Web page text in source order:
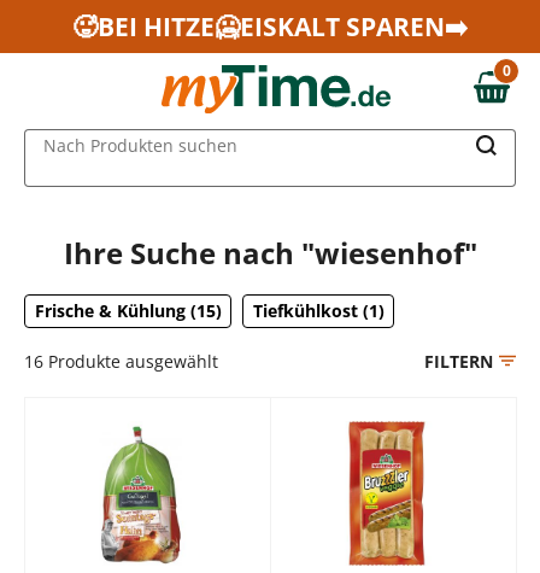
Zum Hauptinhalt springen
Zur Navigation springen
Zur Suche springen
🥵BEI HITZE🥶EISKALT SPAREN➡️
0,00 €
0
Nach Produkten suchen
Ihre Suche nach "wiesenhof"
Frische & Kühlung (15) Tiefkühlkost (1)
16 Produkte ausgewählt FILTERN